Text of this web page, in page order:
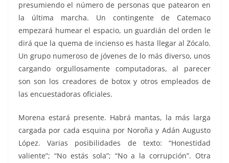
presumiendo el número de personas que patearon en
la última marcha. Un contingente de Catemaco
empezará humear el espacio, un guardián del orden le
dirá que la quema de incienso es hasta llegar al Zócalo.
Un grupo numeroso de jóvenes de lo más diverso, unos
cargando orgullosamente computadoras, al parecer
son son los creadores de botox y otros empleados de
las encuestadoras oficiales.
Morena estará presente. Habrá mantas, la más larga
cargada por cada esquina por Noroña y Adán Augusto
López. Varias posibilidades de texto: “Honestidad
valiente”; “No estás sola”; “No a la corrupción”. Otra